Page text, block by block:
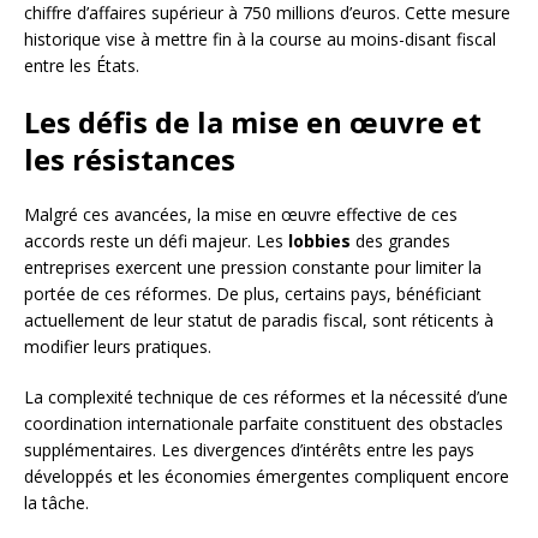
chiffre d’affaires supérieur à 750 millions d’euros. Cette mesure
historique vise à mettre fin à la course au moins-disant fiscal
entre les États.
Les défis de la mise en œuvre et
les résistances
Malgré ces avancées, la mise en œuvre effective de ces
accords reste un défi majeur. Les lobbies des grandes
entreprises exercent une pression constante pour limiter la
portée de ces réformes. De plus, certains pays, bénéficiant
actuellement de leur statut de paradis fiscal, sont réticents à
modifier leurs pratiques.
La complexité technique de ces réformes et la nécessité d’une
coordination internationale parfaite constituent des obstacles
supplémentaires. Les divergences d’intérêts entre les pays
développés et les économies émergentes compliquent encore
la tâche.